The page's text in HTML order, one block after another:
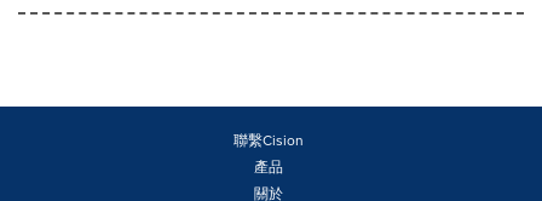
聯繫Cision
產品
關於